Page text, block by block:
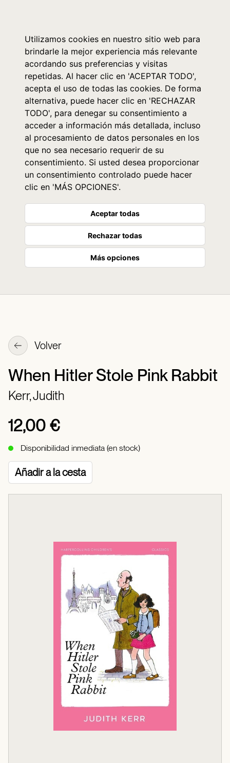
Utilizamos cookies en nuestro sitio web para
brindarle la mejor experiencia más relevante
acordando sus preferencias y visitas
repetidas. Al hacer clic en 'ACEPTAR TODO',
acepta el uso de todas las cookies. De forma
alternativa, puede hacer clic en 'RECHAZAR
TODO', para denegar su consentimiento a
acceder a información más detallada, incluso
al procesamiento de datos personales en los
que no sea necesario requerir de su
consentimiento. Si usted desea proporcionar
un consentimiento controlado puede hacer
clic en 'MÁS OPCIONES'.
Aceptar todas
Rechazar todas
Más opciones
Volver
When Hitler Stole Pink Rabbit
Kerr, Judith
12,00 €
Disponibilidad inmediata (en stock)
Añadir a la cesta